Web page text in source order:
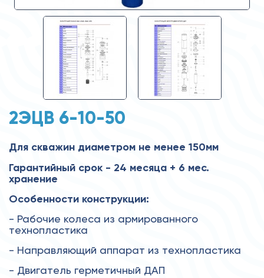
2ЭЦВ 6-10-50
Для скважин диаметром не менее 150мм
Гарантийный срок - 24 месяца + 6 мес.
хранение
Особенности конструкции:
- Рабочие колеса из армированного
технопластика
- Направляющий аппарат из технопластика
- Двигатель герметичный ДАП